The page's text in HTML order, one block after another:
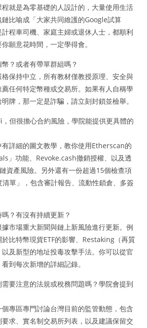
就是為零基礎的人設計的，大量使用生活
比喻成「大家共同維護的Google試算
程車司機、家庭主婦或退休人士，都順利
願意花時間，一定學得會。
？或者有帶單群組嗎？
保持中立，所有教材僅教授原理、安全與
任何特定幣種或交易所。如果有人自稱學
牌，那一定是詐騙，請立刻封鎖並檢舉。
但很擔心合約風險，學院能提供更具體的
詳細的圖文教學，教你使用Etherscan的
」功能、Revoke.cash撤銷授權、以及透
資產風險。另外還有一份超過15個檢查項
清單」，包含審計報告、流動性鎖倉、多簽
？有沒有持續更新？
市場重大新聞與鏈上新風險進行更新。例
比特幣現貨ETF的影響、Restaking（再質
及新型的地址投毒攻擊手法。你可以從官
到每次新增的詳細記錄。
要注意的法規或稅務問題嗎？學院會提到
專區專門討論台灣目前的監管動態，包含
求、實名制交易所列表，以及建議保留交